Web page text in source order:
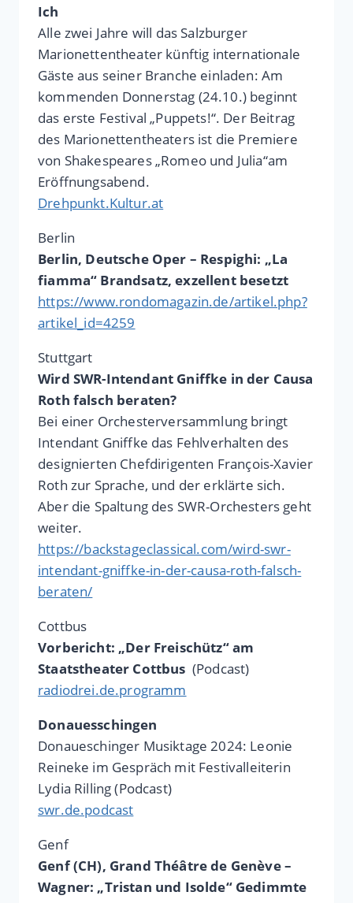
Ich
Alle zwei Jahre will das Salzburger
Marionettentheater künftig internationale
Gäste aus seiner Branche einladen: Am
kommenden Donnerstag (24.10.) beginnt
das erste Festival „Puppets!“. Der Beitrag
des Marionettentheaters ist die Premiere
von Shakespeares „Romeo und Julia“am
Eröffnungsabend.
Drehpunkt.Kultur.at
Berlin
Berlin, Deutsche Oper – Respighi: „La
fiamma“ Brandsatz, exzellent besetzt
https://www.rondomagazin.de/artikel.php?
artikel_id=4259
Stuttgart
Wird SWR-Intendant Gniffke in der Causa
Roth falsch beraten?
Bei einer Orchesterversammlung bringt
Intendant Gniffke das Fehlverhalten des
designierten Chefdirigenten François-Xavier
Roth zur Sprache, und der erklärte sich.
Aber die Spaltung des SWR-Orchesters geht
weiter.
https://backstageclassical.com/wird-swr-
intendant-gniffke-in-der-causa-roth-falsch-
beraten/
Cottbus
Vorbericht: „Der Freischütz“ am
Staatstheater Cottbus (Podcast)
radiodrei.de.programm
Donauesschingen
Donaueschinger Musiktage 2024: Leonie
Reineke im Gespräch mit Festivalleiterin
Lydia Rilling (Podcast)
swr.de.podcast
Genf
Genf (CH), Grand Théâtre de Genève –
Wagner: „Tristan und Isolde“ Gedimmte